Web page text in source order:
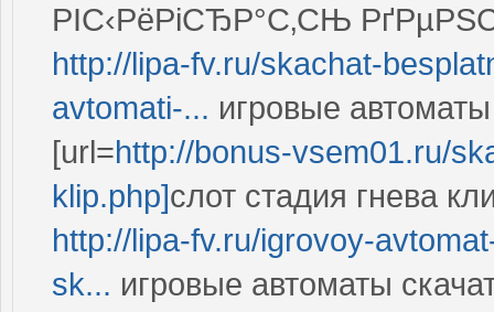
РІС‹РёРіСЂР°С‚СЊ
http://lipa-fv.ru/skachat-
avtomati-... игровые
[url=http://bonus-vsem01.ru/
klip.php]слот стадия гнева
http://lipa-fv.ru/igrovoy-
sk... игровые автоматы